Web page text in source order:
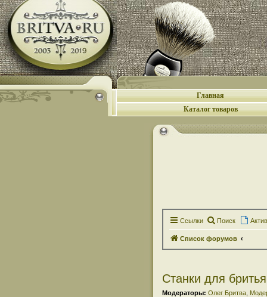
Главная
Каталог товаров
Ссылки Поиск
Список форумов
Станки для бритья
Модераторы: Олег Бритва